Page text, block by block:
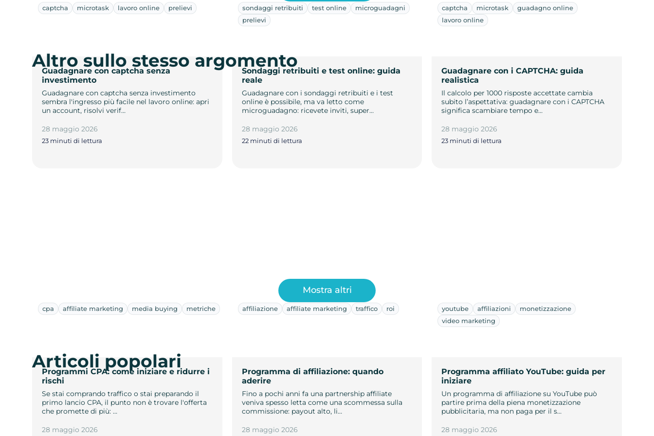
captcha microtask lavoro online prelievi
Guadagnare con captcha senza
investimento
Guadagnare con captcha senza investimento
sembra l'ingresso più facile nel lavoro online: apri
un account, risolvi verif…
28 maggio 2026
23 minuti di lettura
sondaggi retribuiti test online
microguadagni
prelievi
Sondaggi retribuiti e test online: guida
reale
Guadagnare con i sondaggi retribuiti e i test
online è possibile, ma va letto come
microguadagno: ricevete inviti, super…
28 maggio 2026
22 minuti di lettura
captcha microtask
guadagno online
lavoro online
Guadagnare con i CAPTCHA: guida
realistica
Il calcolo per 1000 risposte accettate cambia
subito l’aspettativa: guadagnare con i CAPTCHA
significa scambiare tempo e…
28 maggio 2026
23 minuti di lettura
Altro sullo stesso argomento
cpa affiliate marketing media buying metriche
Programmi CPA: come iniziare e ridurre i
rischi
Se stai comprando traffico o stai preparando il
primo lancio CPA, il punto non è trovare l'offerta
che promette di più: …
28 maggio 2026
affiliazione affiliate marketing traffico roi
Programma di affiliazione: quando
aderire
Fino a pochi anni fa una partnership affiliate
veniva spesso letta come una scommessa sulla
commissione: payout alto, li…
28 maggio 2026
youtube affiliazioni
monetizzazione
video marketing
Programma affiliato YouTube: guida per
iniziare
Un programma di affiliazione su YouTube può
partire prima della piena monetizzazione
pubblicitaria, ma non paga per il s…
28 maggio 2026
Mostra altri
Articoli popolari